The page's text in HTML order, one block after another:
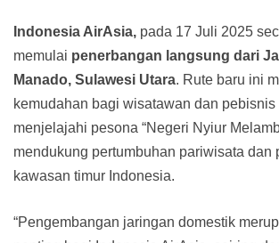
Indonesia AirAsia, pada 17 Juli 2025
memulai penerbangan langsung dari
Manado, Sulawesi Utara. Rute baru ini
kemudahan bagi wisatawan dan pebisnis
menjelajahi pesona “Negeri Nyiur
mendukung pertumbuhan pariwisata dan
kawasan timur Indonesia.
“Pengembangan jaringan domestik